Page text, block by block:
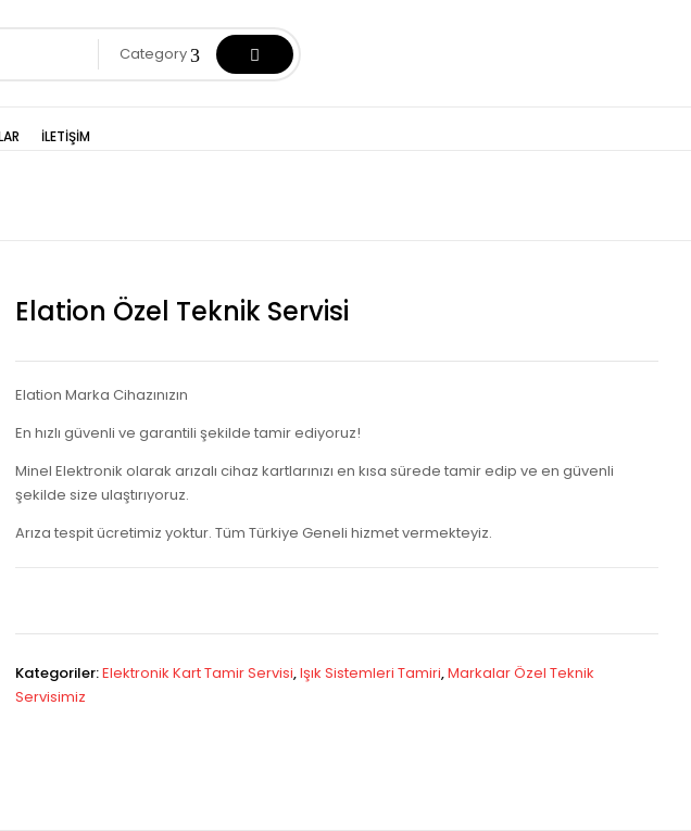
Category
İLETİŞİM
Elation Özel Teknik Servisi
Elation Marka Cihazınızın
En hızlı güvenli ve garantili şekilde tamir ediyoruz!
Minel Elektronik olarak arızalı cihaz kartlarınızı en kısa sürede tamir edip ve en güvenli
şekilde size ulaştırıyoruz.
Arıza tespit ücretimiz yoktur. Tüm Türkiye Geneli hizmet vermekteyiz.
Kategoriler:Elektronik Kart Tamir Servisi,Işık Sistemleri Tamiri,Markalar Özel Teknik
Servisimiz